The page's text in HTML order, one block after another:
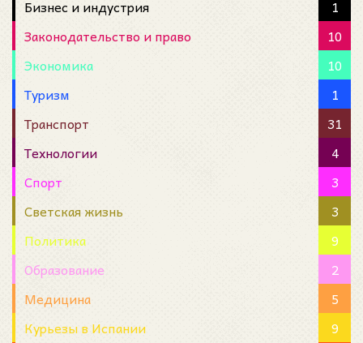
Бизнес и индустрия
1
Законодательство и право
10
Экономика
10
Туризм
1
Транспорт
31
Технологии
4
Спорт
3
Светская жизнь
3
Политика
9
Образование
2
Медицина
5
Курьезы в Испании
9